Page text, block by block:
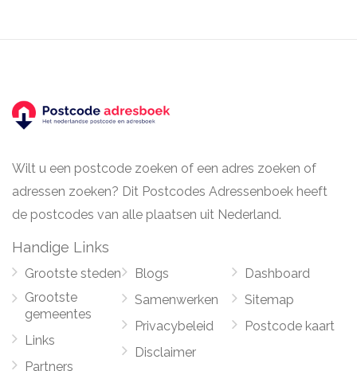
Wilt u een postcode zoeken of een adres zoeken of
adressen zoeken? Dit Postcodes Adressenboek heeft
de postcodes van alle plaatsen uit Nederland.
Handige Links
Grootste steden
Grootste
gemeentes
Links
Partners
Blogs
Samenwerken
Privacybeleid
Disclaimer
Dashboard
Sitemap
Postcode kaart